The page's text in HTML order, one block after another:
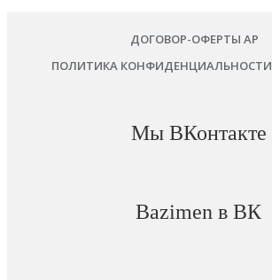
ДОГОВОР-ОФЕРТЫ AP
ПОЛИТИКА КОНФИДЕНЦИАЛЬНОСТИ
Мы ВКонтакте
Bazimen в ВК